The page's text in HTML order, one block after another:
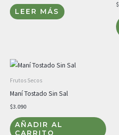
LEER MÁS
$
Frutos Secos
Maní Tostado Sin Sal
$3.090
AÑADIR AL
CARRITO